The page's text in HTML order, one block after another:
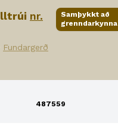
nr.
Fundargerð
Samþykkt að
grenndarkynna
487559